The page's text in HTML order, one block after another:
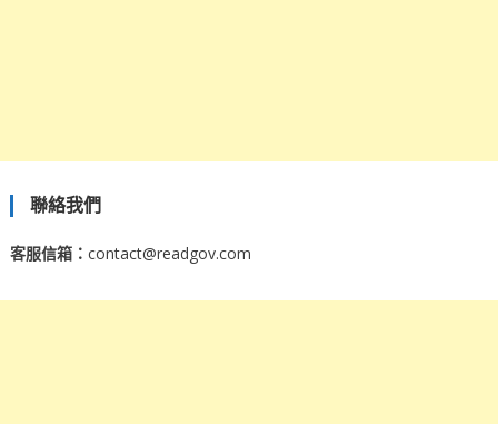
聯絡我們
客服信箱： contact@readgov.com